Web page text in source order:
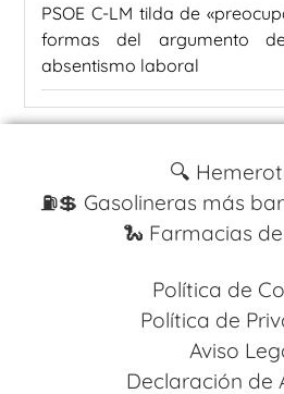
PSOE C-LM tilda de
formas del argumento
absentismo laboral
🔍
⛽️💲 Gasolineras más
🐍 Farmacias
Política de
Política de
Aviso
Declaración de